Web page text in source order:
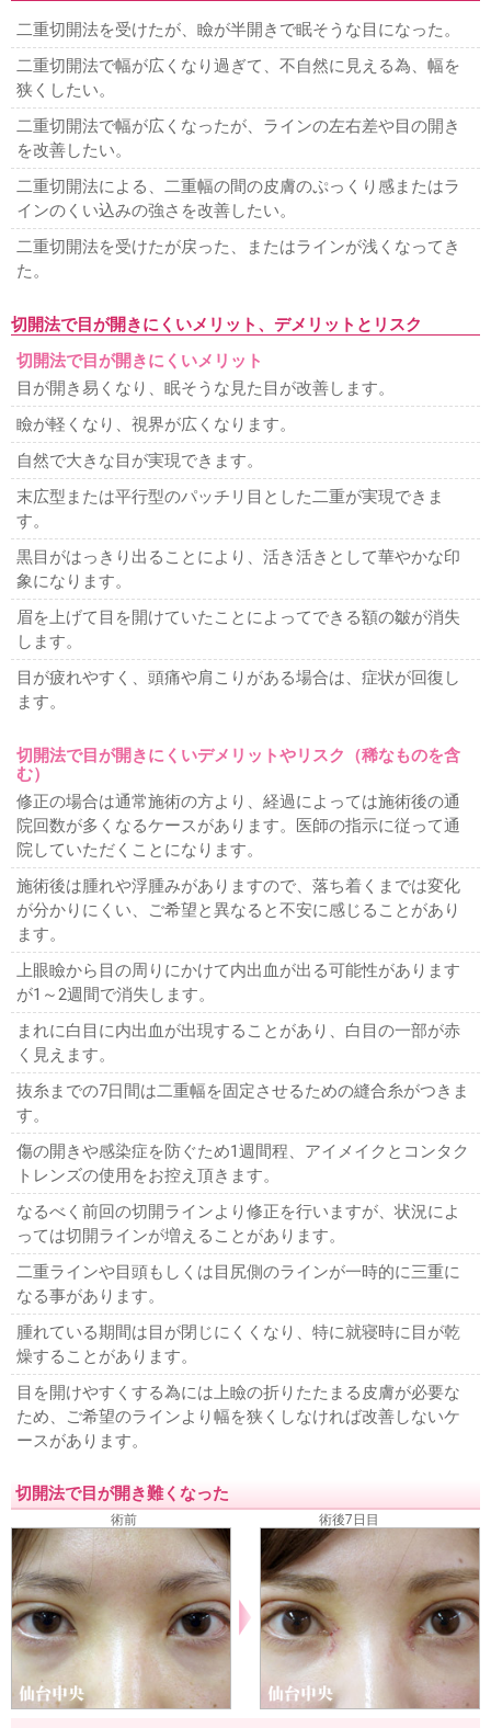
二重切開法を受けたが、瞼が半開きで眠そうな目になった。
二重切開法で幅が広くなり過ぎて、不自然に見える為、幅を
狭くしたい。
二重切開法で幅が広くなったが、ラインの左右差や目の開き
を改善したい。
二重切開法による、二重幅の間の皮膚のぷっくり感またはラ
インのくい込みの強さを改善したい。
二重切開法を受けたが戻った、またはラインが浅くなってき
た。
切開法で目が開きにくいメリット、デメリットとリスク
切開法で目が開きにくいメリット
目が開き易くなり、眠そうな見た目が改善します。
瞼が軽くなり、視界が広くなります。
自然で大きな目が実現できます。
末広型または平行型のパッチリ目とした二重が実現できま
す。
黒目がはっきり出ることにより、活き活きとして華やかな印
象になります。
眉を上げて目を開けていたことによってできる額の皺が消失
します。
目が疲れやすく、頭痛や肩こりがある場合は、症状が回復し
ます。
切開法で目が開きにくいデメリットやリスク（稀なものを含
む）
修正の場合は通常施術の方より、経過によっては施術後の通
院回数が多くなるケースがあります。医師の指示に従って通
院していただくことになります。
施術後は腫れや浮腫みがありますので、落ち着くまでは変化
が分かりにくい、ご希望と異なると不安に感じることがあり
ます。
上眼瞼から目の周りにかけて内出血が出る可能性があります
が1～2週間で消失します。
まれに白目に内出血が出現することがあり、白目の一部が赤
く見えます。
抜糸までの7日間は二重幅を固定させるための縫合糸がつきま
す。
傷の開きや感染症を防ぐため1週間程、アイメイクとコンタク
トレンズの使用をお控え頂きます。
なるべく前回の切開ラインより修正を行いますが、状況によ
っては切開ラインが増えることがあります。
二重ラインや目頭もしくは目尻側のラインが一時的に三重に
なる事があります。
腫れている期間は目が閉じにくくなり、特に就寝時に目が乾
燥することがあります。
目を開けやすくする為には上瞼の折りたたまる皮膚が必要な
ため、ご希望のラインより幅を狭くしなければ改善しないケ
ースがあります。
切開法で目が開き難くなった
術前 術後7日目